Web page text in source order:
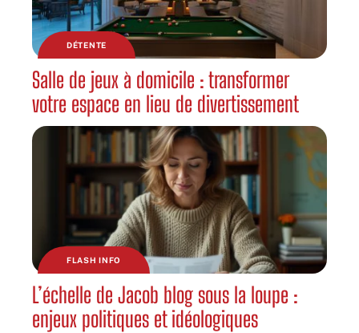
DÉTENTE
Salle de jeux à domicile : transformer
votre espace en lieu de divertissement
FLASH INFO
L’échelle de Jacob blog sous la loupe :
enjeux politiques et idéologiques